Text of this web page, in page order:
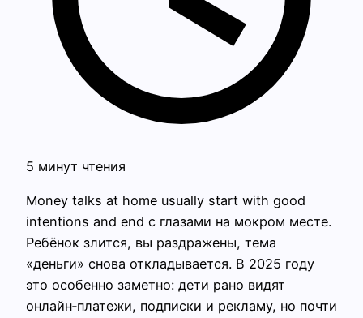
5 минут чтения
Money talks at home usually start with good
intentions and end с глазами на мокром месте.
Ребёнок злится, вы раздражены, тема
«деньги» снова откладывается. В 2025 году
это особенно заметно: дети рано видят
онлайн‑платежи, подписки и рекламу, но почти